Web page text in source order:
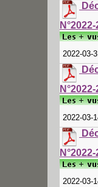
2022-03-
2022-03-
2022-03-